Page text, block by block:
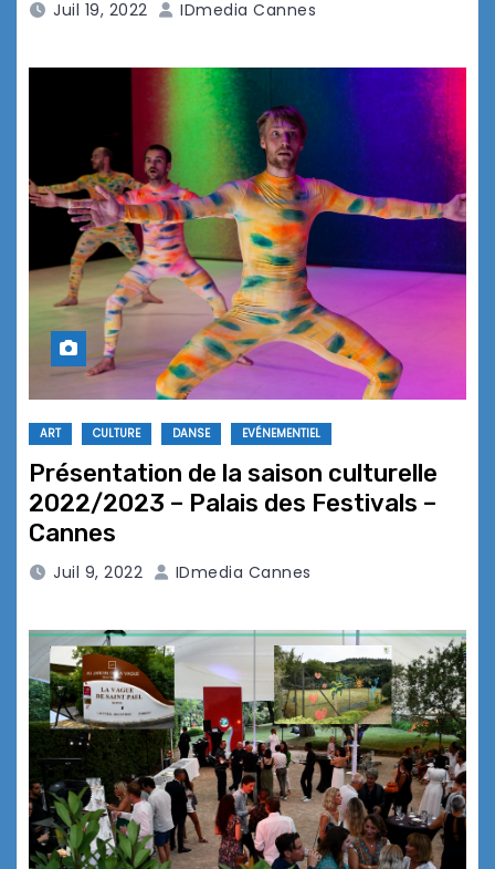
Juil 19, 2022 IDmedia Cannes
ART CULTURE DANSE EVÉNEMENTIEL
Présentation de la saison culturelle
2022/2023 – Palais des Festivals –
Cannes
Juil 9, 2022 IDmedia Cannes